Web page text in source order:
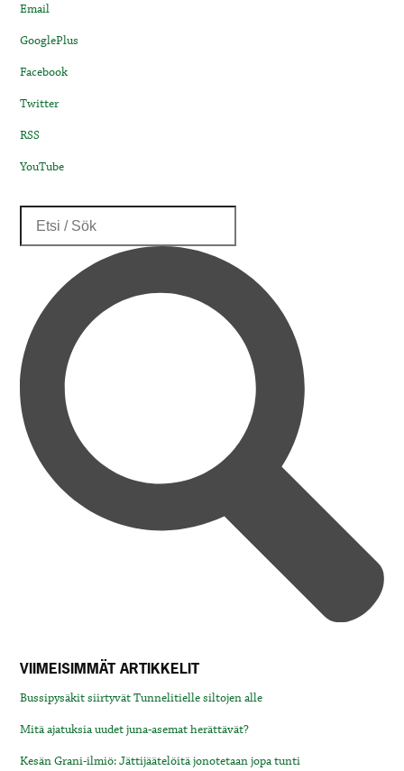
Email
GooglePlus
Facebook
Twitter
RSS
YouTube
VIIMEISIMMÄT ARTIKKELIT
Bussipysäkit siirtyvät Tunnelitielle siltojen alle
Mitä ajatuksia uudet juna-asemat herättävät?
Kesän Grani-ilmiö: Jättijäätelöitä jonotetaan jopa tunti